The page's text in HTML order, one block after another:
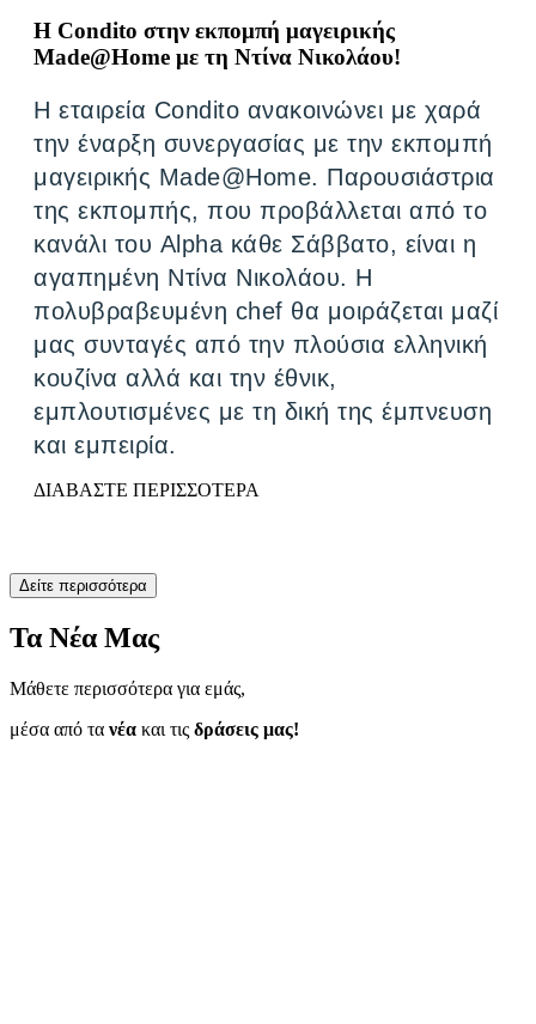
Η Condito στην εκπομπή μαγειρικής
Made@Home με τη Ντίνα Νικολάου!
Η εταιρεία Condito ανακοινώνει με χαρά
την έναρξη συνεργασίας με την εκπομπή
μαγειρικής Μade@Ηome. Παρουσιάστρια
της εκπομπής, που προβάλλεται από το
κανάλι του Alpha κάθε Σάββατο, είναι η
αγαπημένη Ντίνα Νικολάου. Η
πολυβραβευμένη chef θα μοιράζεται μαζί
μας συνταγές από την πλούσια ελληνική
κουζίνα αλλά και την έθνικ,
εμπλουτισμένες με τη δική της έμπνευση
και εμπειρία.
ΔΙΑΒΑΣΤΕ ΠΕΡΙΣΣΟΤΕΡΑ
Δείτε περισσότερα
Τα Νέα Mας
Μάθετε περισσότερα για εμάς,
μέσα από τα νέα και τις δράσεις μας!